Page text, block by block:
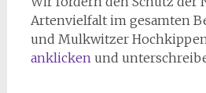
Artenvielfalt im gesamten
und Mulkwitzer
anklicken und